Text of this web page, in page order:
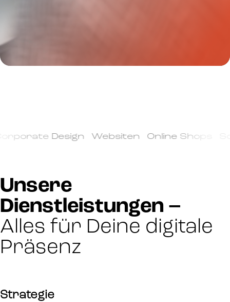
Design Websiten Online Shops
Unsere
Dienstleistungen –
Alles für Deine digitale
Präsenz
Strategie